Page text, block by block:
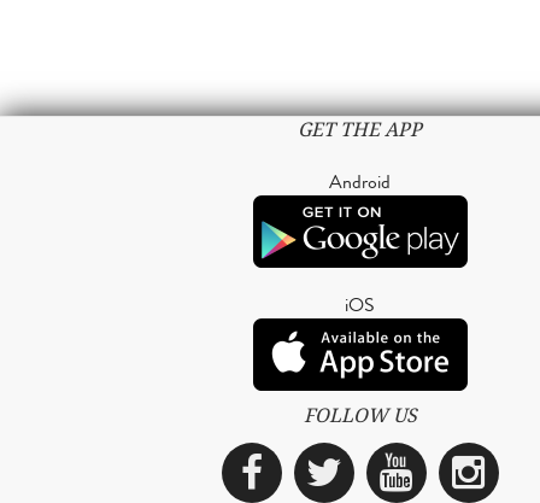
GET THE APP
Android
iOS
FOLLOW US
Facebook
Twitter